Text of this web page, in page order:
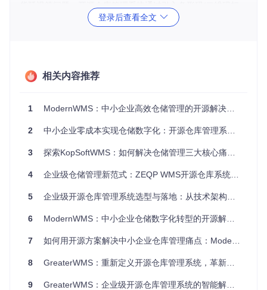
描、自动化数据录入等技术，大幅提高了仓储操作的准确性和
效率。系统能够实时跟踪库存变动，减少人工盘点的时间和错
析功能，帮助企业准确把握库存水平，避免过多的库存积压或
管理人员补充库存或处理积压商品，从而优化库存结构，降低
增强供应链协同能力
在现代商业环境中，供应链各环节的协同至关重要。开源仓库
业务流程的自动化。供应商可以实时了解库存状况，及时安排
求。这种协同能力的提升，有助于企业构建更高效、更灵活的
场景适配：开源仓库管理系统在不同行业的应用
登录后查看全文
相关内容推荐
1 ModernWMS：中小企业高效仓储管理的开源解决方案
2 中小企业零成本实现仓储数字化：开源仓库管理系统ModernWMS全攻略
3 探索KopSoftWMS：如何解决仓储管理三大核心痛点？
4 企业级仓储管理新范式：ZEQP WMS开源仓库系统全解析
5 企业级开源仓库管理系统选型与落地：从技术架构到场景实践
6 ModernWMS：中小企业仓储数字化转型的开源解决方案
7 如何用开源方案解决中小企业仓库管理痛点：ModernWMS高效管理指南
8 GreaterWMS：重新定义开源仓库管理系统，革新智能仓储解决方案
9 GreaterWMS：企业级开源仓库管理系统的智能解决方案